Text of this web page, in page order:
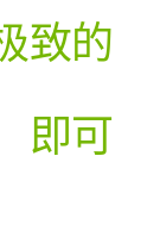
致的
即可